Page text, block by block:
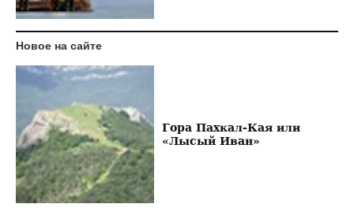
Новое на сайте
Гора Пахкал-Кая или
«Лысый Иван»